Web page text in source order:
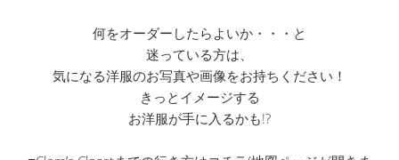
何をオーダーしたらよいか・・・と
迷っている方は、
気になる洋服のお写真や画像をお持ちください！
きっとイメージする
お洋服が手に入るかも!?